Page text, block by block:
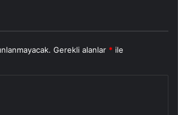
Gerekli alanlar * ile